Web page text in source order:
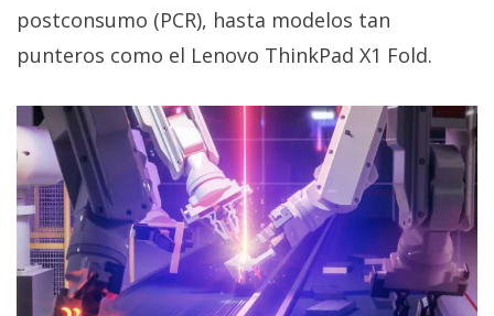
El medio de
comunicación
digital donde
encontrarás
noticias sobre
tecnología,
móviles,
ordenadores,
apps,
informática,
videojuegos,
comparativas,
trucos y
tutoriales.
postconsumo (PCR), hasta modelos tan
punteros como el Lenovo ThinkPad X1 Fold.